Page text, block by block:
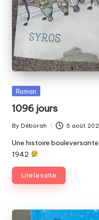
Posted
Roman
1096 jours
Posted
by
By Déborah 5 août
Tags:
Une histoire
1942
Lire la suite